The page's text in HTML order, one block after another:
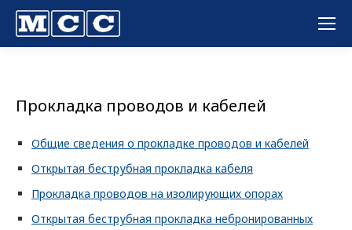
Прокладка проводов и кабелей
Общие сведения о прокладке проводов и кабелей
Открытая беструбная прокладка кабеля
Прокладка проводов на изолирующих опорах
Открытая беструбная прокладка небронированных